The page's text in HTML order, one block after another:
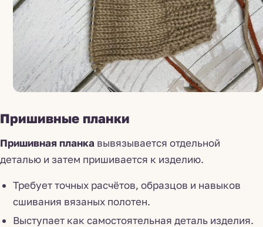
Пришивные планки
Пришивная планка вывязывается отдельной
деталью и затем пришивается к изделию.
Требует точных расчётов, образцов и навыков
сшивания вязаных полотен.
Выступает как самостоятельная деталь изделия.